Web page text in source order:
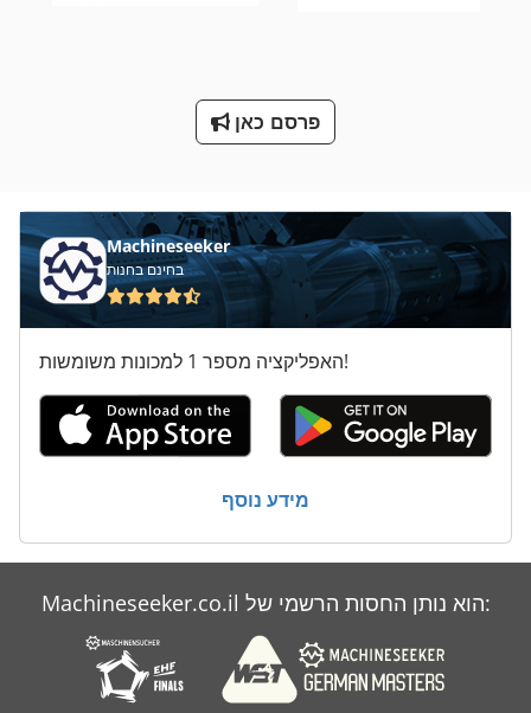
פרסם כאן
Machineseeker
בחינם בחנות
האפליקציה מספר 1 למכונות משומשות!
מידע נוסף
Machineseeker.co.il הוא נותן החסות הרשמי של: